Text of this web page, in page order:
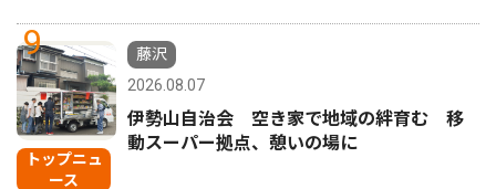
9
トップニュ
ース
藤沢
2026.08.07
伊勢山自治会 空き家で地域の絆育む 移
動スーパー拠点、憩いの場に